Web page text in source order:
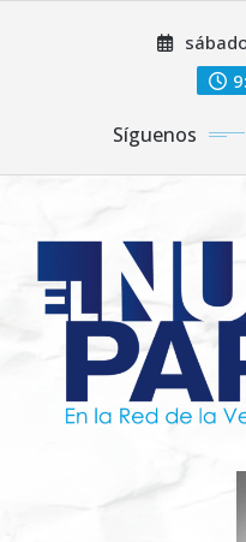
Síguenos